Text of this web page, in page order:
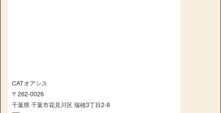
CATオアシス
〒262-0026
千葉県千葉市花見川区瑞穂3丁目2-8